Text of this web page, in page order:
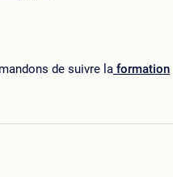
de suivre la formation